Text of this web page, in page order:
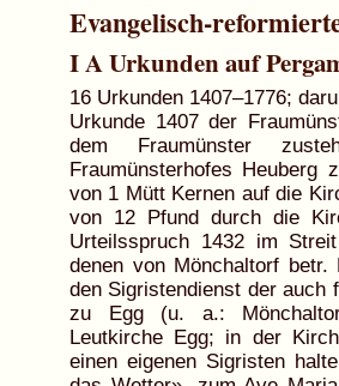
Evangelisch-
I A Urkunden auf
16 Urkunden 1407–1776;
Urkunde 1407 der
dem Fraumünster
Fraumünsterhofes Heuberg
von 1 Mütt Kernen auf die
von 12 Pfund durch die
Urteilsspruch 1432 im
denen von Mönchaltorf
den Sigristendienst der auch
zu Egg (u. a.:
Leutkirche Egg; in der
einen eigenen Sigristen